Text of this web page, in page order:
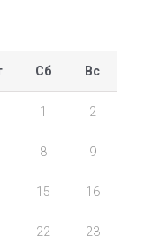
Сб Вс
1 2
8 9
15 16
22 23